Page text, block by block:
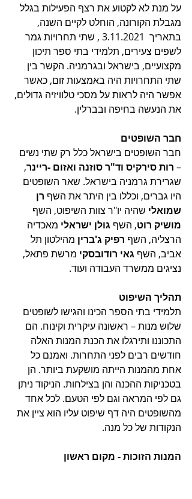
על מנת לא לקטוע את רצף הפעילות בגלל
מגבלת הקורונה, הוחלט לקיים השנה,
בתאריך  3.11.2021 , שתי תחרויות גמר
לשפים צעירים, תלמידי בתי ספר תיכון
מקצועיים, בישראל ובגרמניה. הקשר בין
שתי התחרויות היה באמצעות זום, כאשר
אפשר היה לראות על מסכי טלוויזיה גדולים,
את הנעשה בחיפה ובברלין.
חבר השופטים
חבר השופטים בישראל כלל רק שתי נשים
– רות סירקיס וד"ר סוזנה ואזום -ריינר,
שגרירת גרמניה בישראל. שאר השופטים
היו גברים, וכללו בין היתר את השף רן
שמואלי שהיה יו"ר צוות השיפוט, השף
מושיק רוט, השף גולן ישראלי מאכדיה
הרצליה, השף רפיק ג'ברין מהילטון תל
אביב, השף גאי רודובסקי מרשת פתאל,
נציגים ממשרד העבודה ועוד.
תהליך השיפוט
תלמידי בתי הספר הכינו והגישו לשופטים
שלוש מנות – ראשונה עיקרית וקינוח. הם
התכוננו ותירגלו את הכנת המנות האלה
חודשים רבים לפני התחרות. ואמנם כל
אחת מהמנות הייתה מושקעת ביותר. הן
בטכניקות ההכנה והן בצילחות. הניקוד ניתן
גם לפי המראה וגם לפי הטעם. לכל אחד
מהשופטים היה דף שיפוט עליו הוא ציין את
הנקודות של כל מנה.
המנות הזוכות - מקום ראשון